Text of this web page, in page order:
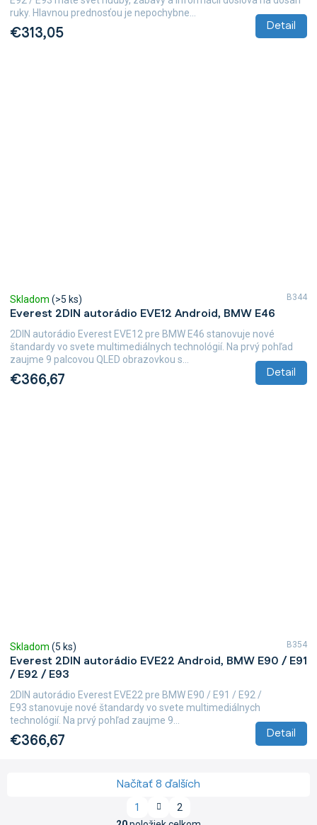
€313,05 Detail
ruky. Hlavnou prednosťou je nepochybne...
Everest 2DIN autorádio EVE12 Android, BMW E46
Skladom (>5 ks)
€366,67 Detail
2DIN autorádio Everest EVE12 pre BMW E46 stanovuje nové
štandardy vo svete multimediálnych technológií. Na prvý pohľad
zaujme 9 palcovou QLED obrazovkou s...
B344
Everest 2DIN autorádio EVE22 Android, BMW E90 / E91
/ E92 / E93
Skladom (5 ks)
€366,67 Detail
2DIN autorádio Everest EVE22 pre BMW E90 / E91 / E92 /
E93 stanovuje nové štandardy vo svete multimediálnych
technológií. Na prvý pohľad zaujme 9...
B354
O
Načítať 8 ďalších
S
t
1
2